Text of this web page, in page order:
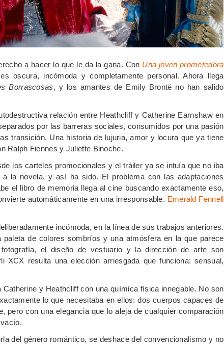
a hacer lo que le da la gana. Con Una joven prometedora
oscura, incómoda y completamente personal. Ahora llega
Borrascosas, y los amantes de Emily Brontë no han salido
relación entre Heathcliff y Catherine Earnshaw en
por las barreras sociales, consumidos por una pasión
transición. Una historia de lujuria, amor y locura que ya tiene
Ralph Fiennes y Juliette Binoche.
los carteles promocionales y el tráiler ya se intuía que no iba
a la novela, y así ha sido. El problema con las adaptaciones
el libro de memoria llega al cine buscando exactamente eso,
automáticamente en una irresponsable. Emerald Fennell
incómoda, en la línea de sus trabajos anteriores.
de colores sombríos y una atmósfera en la que parece
el diseño de vestuario y la dirección de arte son
XCX resulta una elección arriesgada que funciona: sensual,
Catherine y Heathcliff con una química física innegable. No son
lo que necesitaba en ellos: dos cuerpos capaces de
pero con una elegancia que lo aleja de cualquier comparación
del género romántico, se deshace del convencionalismo y no